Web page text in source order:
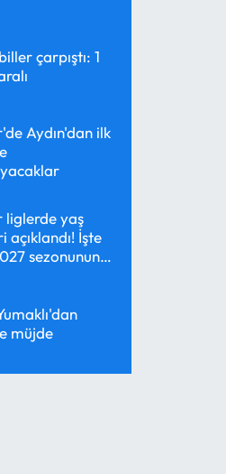
çarpıştı: 1
Aydın'dan ilk
yaş
açıklandı! İşte
sezonunun
müjde